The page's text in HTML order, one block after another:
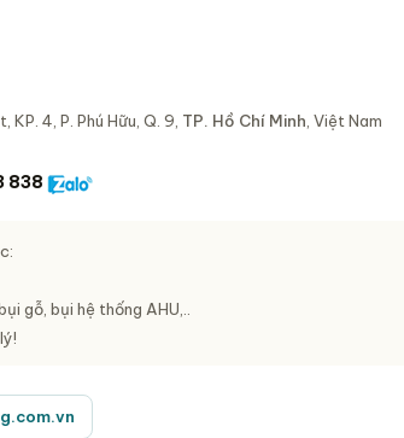
4, P. Phú Hữu, Q. 9, TP. Hồ Chí Minh , Việt Nam
838
gỗ, bụi hệ thống AHU,..